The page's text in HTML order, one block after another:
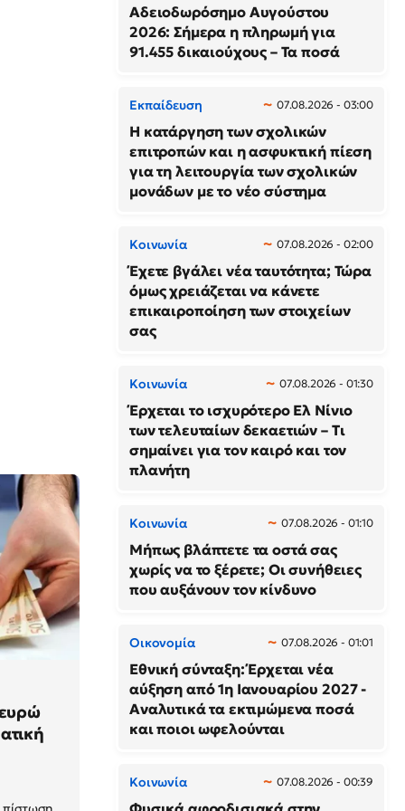
Αδειοδωρόσημο Αυγούστου
2026: Σήμερα η πληρωμή για
91.455 δικαιούχους – Τα ποσά
Εκπαίδευση 07.08.2026 - 03:00
Η κατάργηση των σχολικών
επιτροπών και η ασφυκτική πίεση
για τη λειτουργία των σχολικών
μονάδων με το νέο σύστημα
Κοινωνία 07.08.2026 - 02:00
Έχετε βγάλει νέα ταυτότητα; Τώρα
όμως χρειάζεται να κάνετε
επικαιροποίηση των στοιχείων
σας
Κοινωνία 07.08.2026 - 01:30
Έρχεται το ισχυρότερο Ελ Νίνιο
των τελευταίων δεκαετιών – Τι
σημαίνει για τον καιρό και τον
πλανήτη
Κοινωνία 07.08.2026 - 01:10
Μήπως βλάπτετε τα οστά σας
χωρίς να το ξέρετε; Οι συνήθειες
που αυξάνουν τον κίνδυνο
Οικονομία 07.08.2026 - 01:01
Εθνική σύνταξη: Έρχεται νέα
αύξηση από 1η Ιανουαρίου 2027 -
Αναλυτικά τα εκτιμώμενα ποσά
και ποιοι ωφελούνται
Κοινωνία 07.08.2026 - 00:39